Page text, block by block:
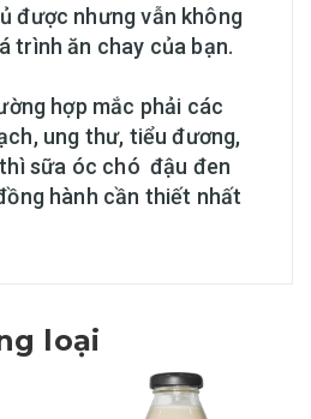
được nhưng vẫn không
trình ăn chay của bạn.
hợp mắc phải các
ung thư, tiểu đương,
sữa óc chó đậu đen
hành cần thiết nhất
loại